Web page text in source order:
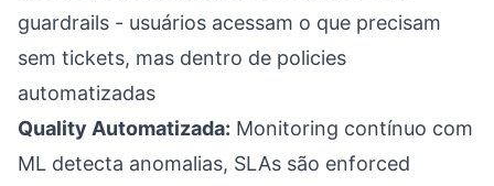
guardrails - usuários acessam o que precisam
sem tickets, mas dentro de policies
automatizadas
Quality Automatizada: Monitoring contínuo com
ML detecta anomalias, SLAs são enforced